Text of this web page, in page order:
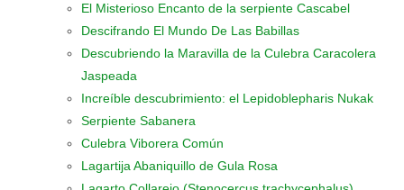
El Misterioso Encanto de la serpiente Cascabel
Descifrando El Mundo De Las Babillas
Descubriendo la Maravilla de la Culebra Caracolera
Jaspeada
Increíble descubrimiento: el Lepidoblepharis Nukak
Serpiente Sabanera
Culebra Viborera Común
Lagartija Abaniquillo de Gula Rosa